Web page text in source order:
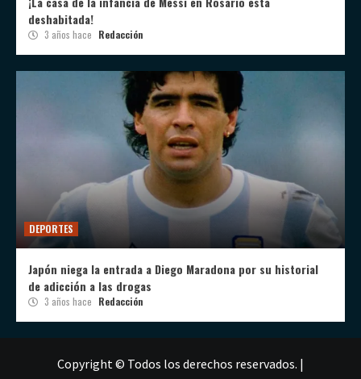
deshabitada!
3 años hace Redacción
DEPORTES
Japón niega la entrada a Diego Maradona por su historial
de adicción a las drogas
3 años hace Redacción
Copyright © Todos los derechos reservados. |